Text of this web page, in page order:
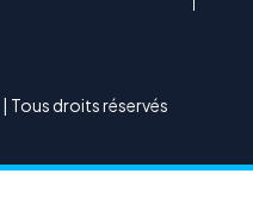
| Tous droits réservés